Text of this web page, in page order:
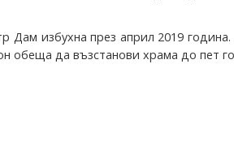
Дам избухна през април 2019 година.
обеща да възстанови храма до пет